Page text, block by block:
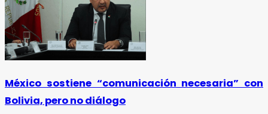
México sostiene “comunicación necesaria” con
Bolivia, pero no diálogo